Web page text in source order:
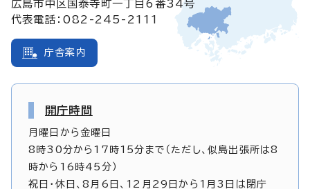
広島市中区国泰寺町一丁目6番34号
代表電話：082-245-2111
庁舎案内
開庁時間
月曜日から金曜日
8時30分から17時15分まで（ただし、似島出張所は8
時から16時45分）
祝日・休日、8月6日、12月29日から1月3日は閉庁